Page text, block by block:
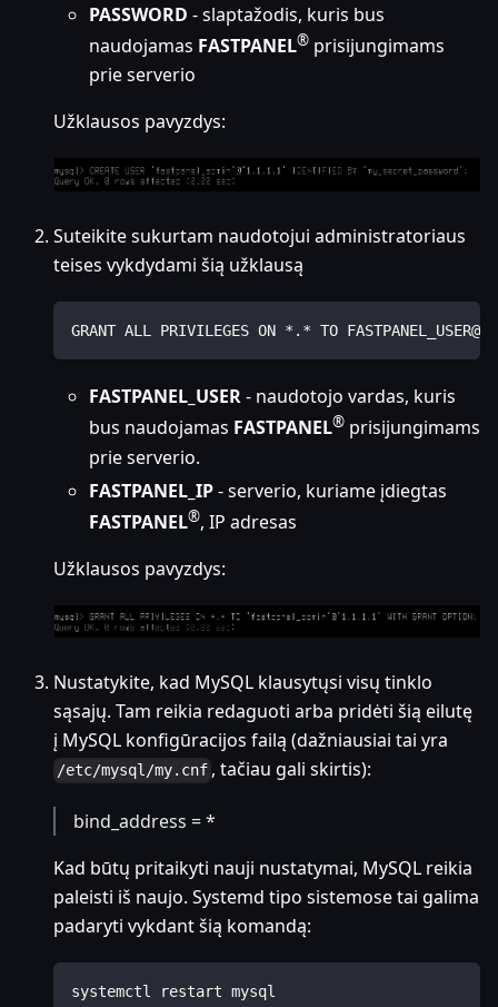
PASSWORD - slaptažodis, kuris bus
naudojamas FASTPANEL® prisijungimams
prie serverio
Užklausos pavyzdys:
Suteikite sukurtam naudotojui administratoriaus
teises vykdydami šią užklausą
GRANT ALL PRIVILEGES ON *.* TO
FASTPANEL_USER- naudotojo vardas, kuris
bus naudojamas FASTPANEL® prisijungimams
prie serverio.
FASTPANEL_IP- serverio, kuriame įdiegtas
FASTPANEL®, IP adresas
Užklausos pavyzdys:
Nustatykite, kad MySQL klausytųsi visų tinklo
sąsajų. Tam reikia redaguoti arba pridėti šią eilutę
į MySQL konfigūracijos failą (dažniausiai tai yra
/etc/mysql/my.cnf , tačiau gali skirtis):
bind_address = *
Kad būtų pritaikyti nauji nustatymai, MySQL reikia
paleisti iš naujo. Systemd tipo sistemose tai galima
padaryti vykdant šią komandą:
systemctl restart mysql